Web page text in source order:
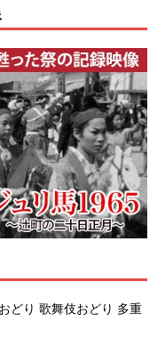
どり 歌舞伎おどり 多重